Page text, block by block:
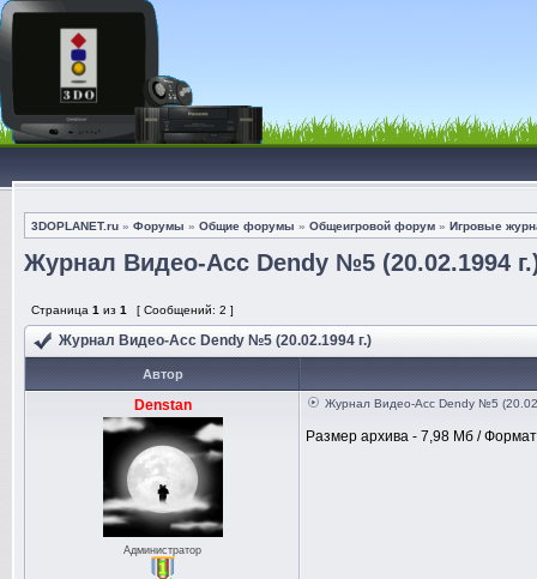
3DOPLANET.ru » Форумы » Общие форумы » Общеигровой форум » Игровые
Журнал Видео-Асс Dendy №5 (20.02.1994
Страница 1 из 1 [ Сообщений: 2 ]
Журнал Видео-Асс Dendy №5 (20.02.1994 г.)
Автор
Denstan
Администратор
Журнал Видео-Асс Dendy №5
Размер архива - 7,98 Мб /